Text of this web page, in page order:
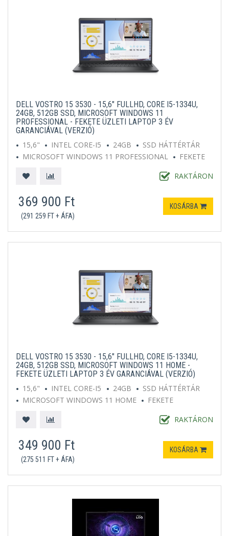
DELL VOSTRO 15 3530 - 15,6" FULLHD, CORE I5-1334U,
24GB, 512GB SSD, MICROSOFT WINDOWS 11
PROFESSIONAL - FEKETE ÜZLETI LAPTOP 3 ÉV
GARANCIÁVAL (VERZIÓ)
15,6"
INTEL CORE-I5 24GB
SSD HÁTTÉRTÁR
MICROSOFT WINDOWS 11 PROFESSIONAL
FEKETE
RAKTÁRON
369 900 Ft
(291 259 FT + ÁFA)
KOSÁRBA
DELL VOSTRO 15 3530 - 15,6" FULLHD, CORE I5-1334U,
24GB, 512GB SSD, MICROSOFT WINDOWS 11 HOME -
FEKETE ÜZLETI LAPTOP 3 ÉV GARANCIÁVAL (VERZIÓ)
15,6"
INTEL CORE-I5 24GB
SSD HÁTTÉRTÁR
MICROSOFT WINDOWS 11 HOME
FEKETE
RAKTÁRON
349 900 Ft
(275 511 FT + ÁFA)
KOSÁRBA